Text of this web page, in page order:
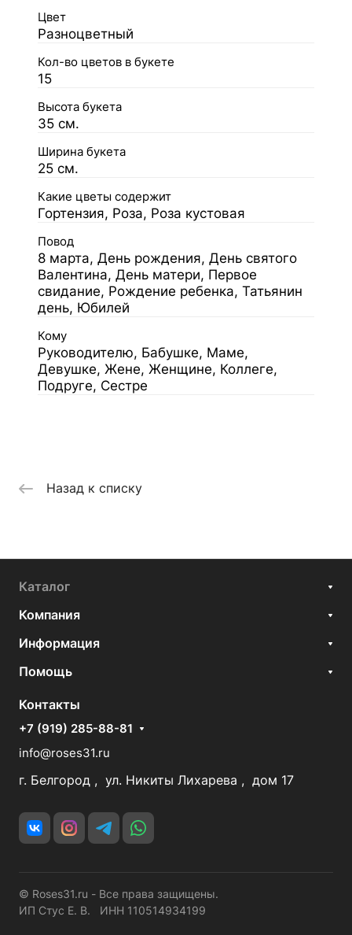
Цвет
Разноцветный
Кол-во цветов в букете
15
Высота букета
35 см.
Ширина букета
25 см.
Какие цветы содержит
Гортензия, Роза, Роза кустовая
Повод
8 марта, День рождения, День святого
Валентина, День матери, Первое
свидание, Рождение ребенка, Татьянин
день, Юбилей
Кому
Руководителю, Бабушке, Маме,
Девушке, Жене, Женщине, Коллеге,
Подруге, Сестре
Назад к списку
Каталог
Компания
Информация
Помощь
Контакты
+7 (919) 285-88-81
info@roses31.ru
г. Белгород , ул. Никиты Лихарева , дом 17
© Roses31.ru - Все права защищены.
ИП Стус Е. В. ИНН 110514934199